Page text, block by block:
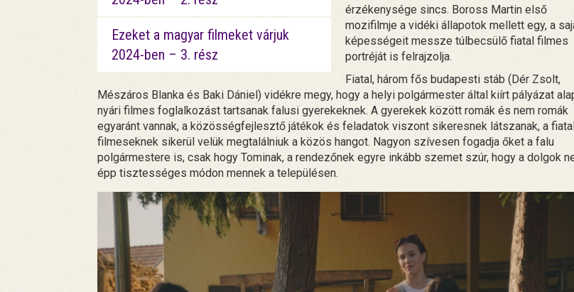
Ezeket a magyar filmeket várjuk
2024-ben – 3. rész
érzékenysége sincs. Boross Martin első
mozifilmje a vidéki állapotok mellett egy, a
képességeit messze túlbecsülő fiatal filmes
portréját is felrajzolja.
Fiatal, három fős budapesti stáb (Dér Zsolt,
Mészáros Blanka és Baki Dániel) vidékre megy, hogy a helyi polgármester által kiírt pályázat
nyári filmes foglalkozást tartsanak falusi gyerekeknek. A gyerekek között romák és nem romák
egyaránt vannak, a közösségfejlesztő játékok és feladatok viszont sikeresnek látszanak, a fiatal
filmeseknek sikerül velük megtalálniuk a közös hangot. Nagyon szívesen fogadja őket a falu
polgármestere is, csak hogy Tominak, a rendezőnek egyre inkább szemet szúr, hogy a dolgok
épp tisztességes módon mennek a településen.